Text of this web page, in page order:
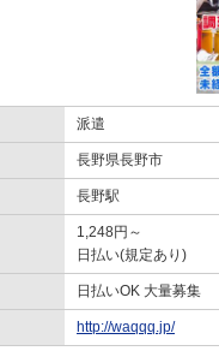
派遣
長野県長野市
長野駅
1,248円～
日払い(規定あり)
日払いOK 大量募集
http://waqqq.jp/